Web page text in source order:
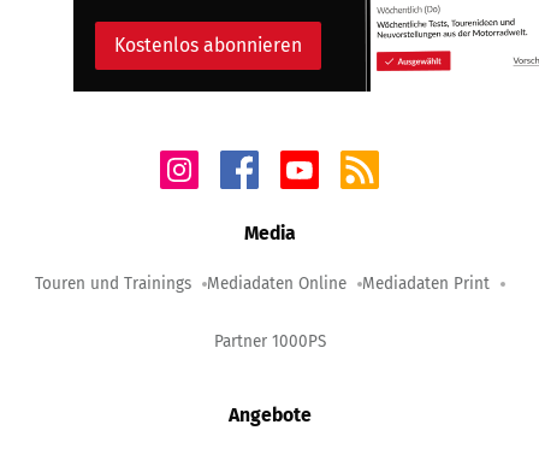
Kostenlos abonnieren
Media
Touren und Trainings Mediadaten Online Mediadaten Print
Partner 1000PS
Angebote